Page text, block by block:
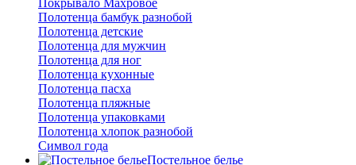
Покрывало Махровое
Полотенца бамбук разнобой
Полотенца детские
Полотенца для мужчин
Полотенца для ног
Полотенца кухонные
Полотенца пасха
Полотенца пляжные
Полотенца упаковками
Полотенца хлопок разнобой
Символ года
Постельное белье